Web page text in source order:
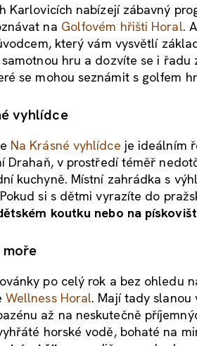
Karlovicích nabízejí zábavný
na Golfovém hřišti Horal.
který vám vysvětlí
hru a dozvíte se i
se mohou seznámit s golfem
vyhlídce
Na Krásné vyhlídce je ideálním
Drahaň, v prostředí téměř
kuchyně. Místní zahrádka s
si s dětmi vyrazíte do
koutku nebo na
moře
po celý rok a bez ohledu
Wellness Horal. Mají tady slanou
až na neskutečně
horské vodě, bohaté na